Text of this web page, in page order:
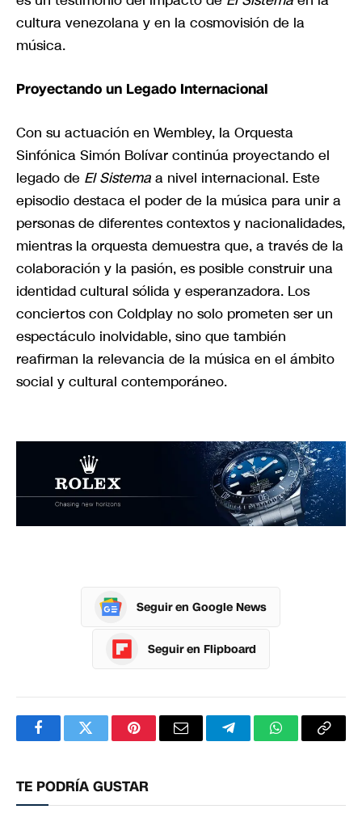
cultura venezolana y en la cosmovisión de la
música.
Proyectando un Legado Internacional
Con su actuación en Wembley, la Orquesta
Sinfónica Simón Bolívar continúa proyectando el
legado de El Sistema a nivel internacional. Este
episodio destaca el poder de la música para unir a
personas de diferentes contextos y nacionalidades,
mientras la orquesta demuestra que, a través de la
colaboración y la pasión, es posible construir una
identidad cultural sólida y esperanzadora. Los
conciertos con Coldplay no solo prometen ser un
espectáculo inolvidable, sino que también
reafirman la relevancia de la música en el ámbito
social y cultural contemporáneo.
Seguir en Google News
Seguir en Flipboard
FacebookTwitterPinterestCorreoTelegramWhatsApp
TE PODRÍA GUSTAR